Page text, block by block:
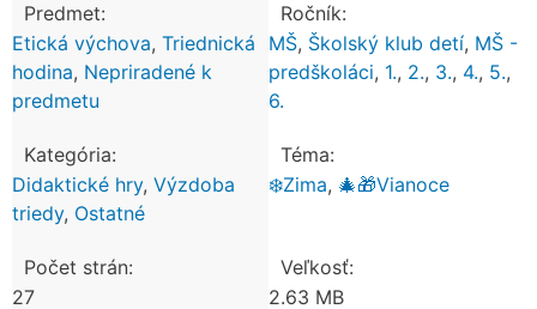
Predmet:
Etická výchova, Triednická
hodina, Nepriradené k
predmetu
Ročník:
MŠ, Školský klub detí, MŠ -
predškoláci, 1., 2., 3., 4., 5.,
6.
Kategória:
Didaktické hry, Výzdoba
triedy, Ostatné
Téma:
❄️Zima, 🎄🎁Vianoce
Počet strán:
27
Veľkosť:
2.63 MB